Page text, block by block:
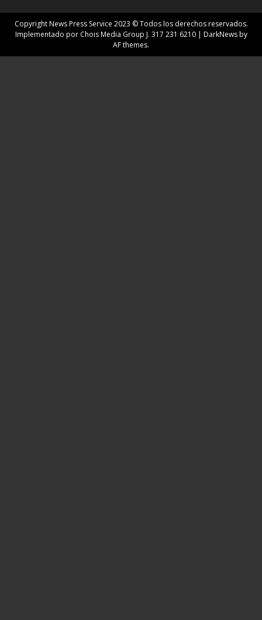
Copyright News Press Service 2023 © Todos los derechos reservados.
Implementado por Chois Media Group J. 317 231 6210 | DarkNewsby
AF themes.